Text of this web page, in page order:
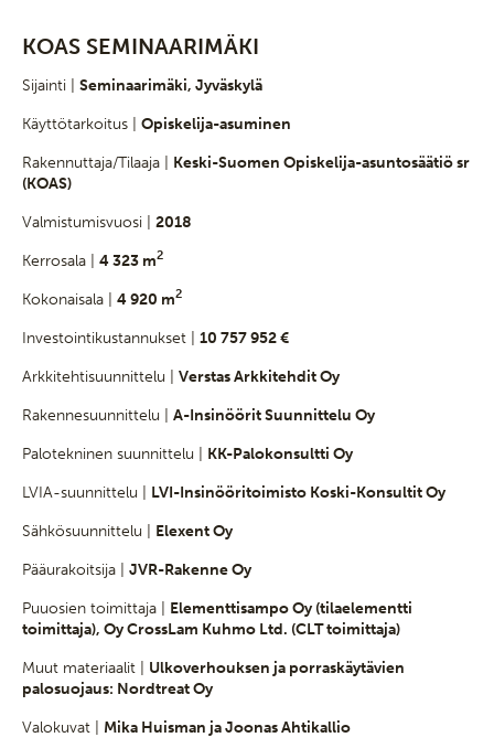
KOAS SEMINAARIMÄKI
Sijainti | Seminaarimäki, Jyväskylä
Käyttötarkoitus | Opiskelija-asuminen
Rakennuttaja/Tilaaja | Keski-Suomen Opiskelija-asuntosäätiö sr
(KOAS)
Valmistumisvuosi | 2018
Kerrosala | 4 323 m2
Kokonaisala | 4 920 m2
Investointikustannukset | 10 757 952 €
Arkkitehtisuunnittelu | Verstas Arkkitehdit Oy
Rakennesuunnittelu | A-Insinöörit Suunnittelu Oy
Palotekninen suunnittelu | KK-Palokonsultti Oy
LVIA-suunnittelu | LVI-Insinööritoimisto Koski-Konsultit Oy
Sähkösuunnittelu | Elexent Oy
Pääurakoitsija | JVR-Rakenne Oy
Puuosien toimittaja | Elementtisampo Oy (tilaelementti
toimittaja), Oy CrossLam Kuhmo Ltd. (CLT toimittaja)
Muut materiaalit | Ulkoverhouksen ja porraskäytävien
palosuojaus: Nordtreat Oy
Valokuvat | Mika Huisman ja Joonas Ahtikallio